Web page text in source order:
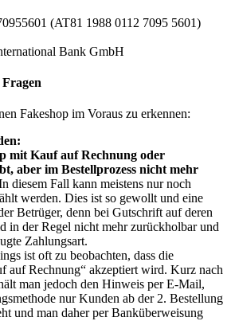
(AT81 1988 0112 7095 5601)
Bank GmbH
Fakeshop im Voraus zu erkennen:
mit Kauf auf Rechnung oder
aber im Bestellprozess nicht mehr
diesem Fall kann meistens nur noch
werden. Dies ist so gewollt und eine
Betrüger, denn bei Gutschrift auf deren
in der Regel nicht mehr zurückholbar und
Zahlungsart.
ist oft zu beobachten, dass die
auf Rechnung“ akzeptiert wird. Kurz nach
man jedoch den Hinweis per E-Mail,
nur Kunden ab der 2. Bestellung
und man daher per Banküberweisung